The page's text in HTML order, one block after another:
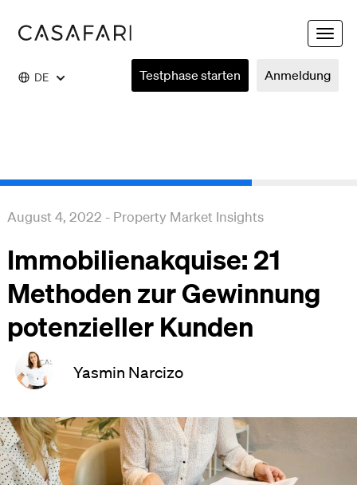
Toggle
DE Anmeldung
Testphase starten
August 4, 2022 - Property Market Insights
Immobilienakquise: 21
Methoden zur Gewinnung
potenzieller Kunden
Yasmin Narcizo